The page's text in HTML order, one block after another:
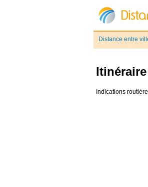
Distance entre
Indications